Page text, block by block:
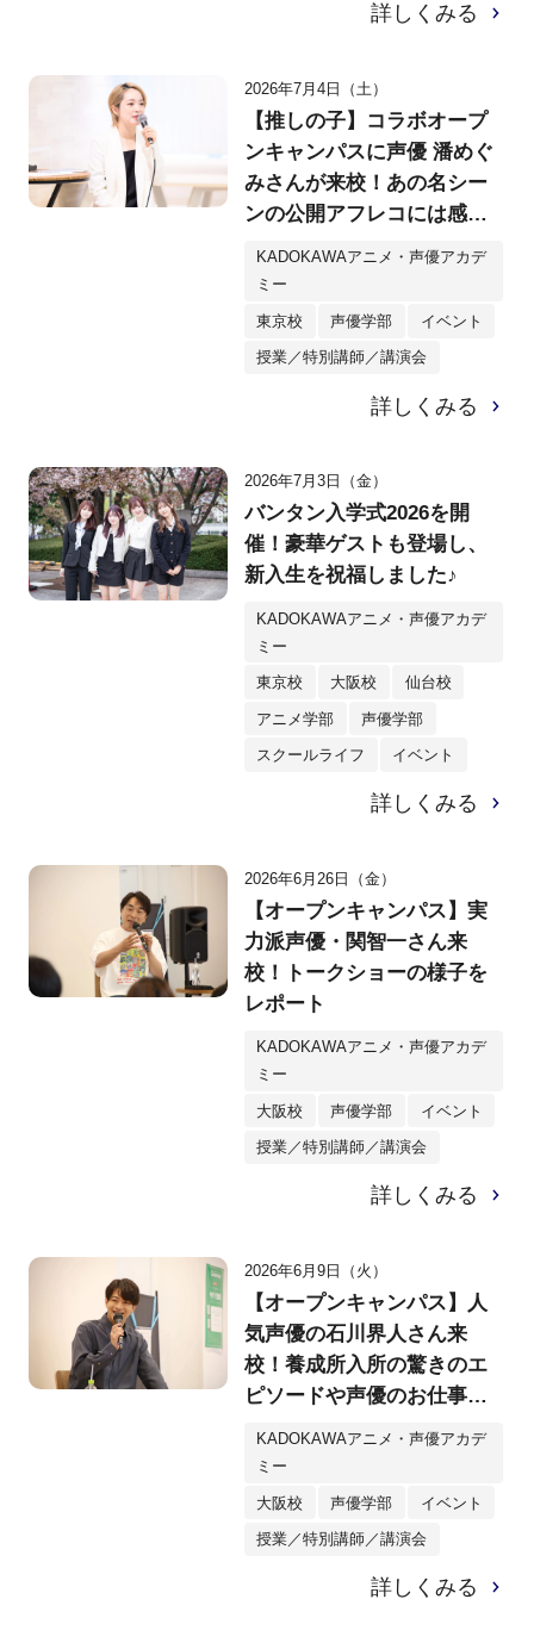
詳しくみる
2026年7月4日（土）
【推しの子】コラボオープ
ンキャンパスに声優 潘めぐ
みさんが来校！あの名シー
ンの公開アフレコには感動
して涙する参加者も・・・
KADOKAWAアニメ・声優アカデ
ミー
東京校 声優学部 イベント
授業／特別講師／講演会
詳しくみる
2026年7月3日（金）
バンタン入学式2026を開
催！豪華ゲストも登場し、
新入生を祝福しました♪
KADOKAWAアニメ・声優アカデ
ミー
東京校 大阪校 仙台校
アニメ学部 声優学部
スクールライフ イベント
詳しくみる
2026年6月26日（金）
【オープンキャンパス】実
力派声優・関智一さん来
校！トークショーの様子を
レポート
KADOKAWAアニメ・声優アカデ
ミー
大阪校 声優学部 イベント
授業／特別講師／講演会
詳しくみる
2026年6月9日（火）
【オープンキャンパス】人
気声優の石川界人さん来
校！養成所入所の驚きのエ
ピソードや声優のお仕事で
大事にしていることとは？
KADOKAWAアニメ・声優アカデ
ミー
大阪校 声優学部 イベント
授業／特別講師／講演会
詳しくみる